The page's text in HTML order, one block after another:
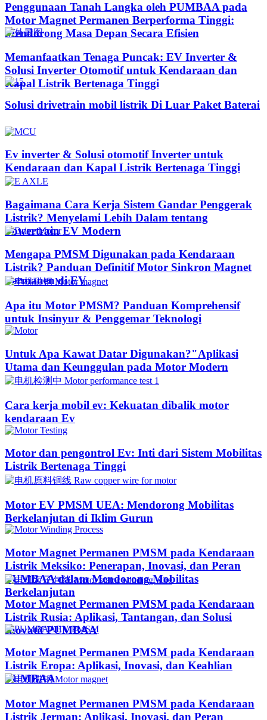
Penggunaan Tanah Langka oleh PUMBAA pada
Motor Magnet Permanen Berperforma Tinggi:
Mendorong Masa Depan Secara Efisien
Memanfaatkan Tenaga Puncak: EV Inverter &
Solusi Inverter Otomotif untuk Kendaraan dan
Kapal Listrik Bertenaga Tinggi​
Solusi drivetrain mobil listrik Di Luar Paket Baterai
Ev inverter & Solusi otomotif Inverter untuk
Kendaraan dan Kapal Listrik Bertenaga Tinggi
Bagaimana Cara Kerja Sistem Gandar Penggerak
Listrik? Menyelami Lebih Dalam tentang
Powertrain EV Modern
Mengapa PMSM Digunakan pada Kendaraan
Listrik? Panduan Definitif Motor Sinkron Magnet
Permanen di EV
Apa itu Motor PMSM? Panduan Komprehensif
untuk Insinyur & Penggemar Teknologi
Untuk Apa Kawat Datar Digunakan?"Aplikasi
Utama dan Keunggulan pada Motor Modern
Cara kerja mobil ev: Kekuatan dibalik motor
kendaraan Ev
Motor dan pengontrol Ev: Inti dari Sistem Mobilitas
Listrik Bertenaga Tinggi
Motor EV PMSM UEA: Mendorong Mobilitas
Berkelanjutan di Iklim Gurun​
Motor Magnet Permanen PMSM pada Kendaraan
Listrik Meksiko: Penerapan, Inovasi, dan Peran
PUMBAA dalam Mendorong Mobilitas
Berkelanjutan
Motor Magnet Permanen PMSM pada Kendaraan
Listrik Rusia: Aplikasi, Tantangan, dan Solusi
Inovatif PUMBAA
Motor Magnet Permanen PMSM pada Kendaraan
Listrik Eropa: Aplikasi, Inovasi, dan Keahlian
PUMBAA
Motor Magnet Permanen PMSM pada Kendaraan
Listrik Jerman: Aplikasi, Inovasi, dan Peran